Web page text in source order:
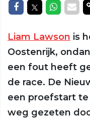
Delen opDelen op
Delen
Liam Lawson is
Oostenrijk,
een fout heeft
de race. De
een proefstart
weg gezeten